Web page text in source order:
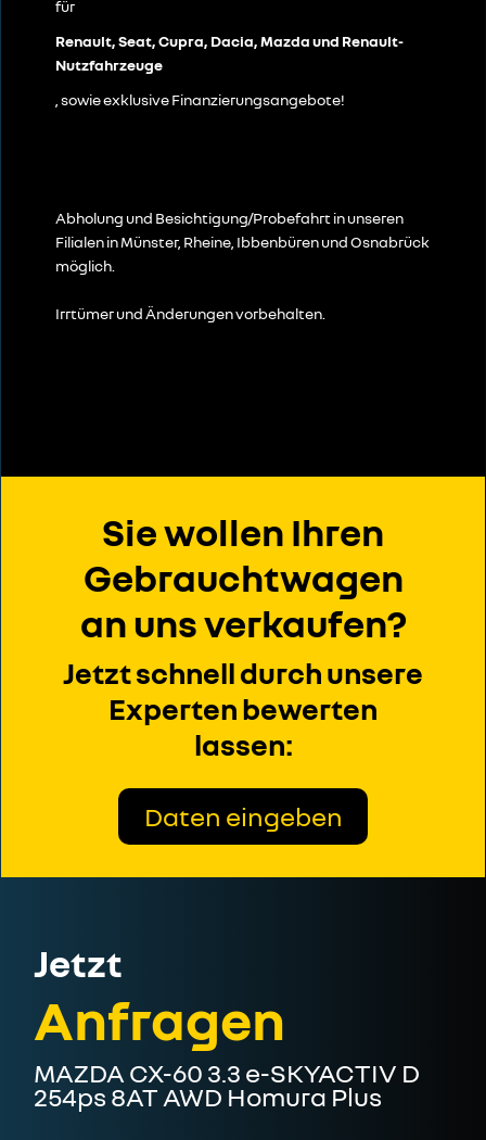
für
Renault, Seat, Cupra, Dacia, Mazda und Renault-
Nutzfahrzeuge
, sowie exklusive Finanzierungsangebote!
Abholung und Besichtigung/Probefahrt in unseren
Filialen in Münster, Rheine, Ibbenbüren und Osnabrück
möglich.
Irrtümer und Änderungen vorbehalten.
Sie wollen Ihren
Gebrauchtwagen
an uns verkaufen?
Jetzt schnell durch unsere
Experten bewerten
lassen:
Daten eingeben
Jetzt
Anfragen
MAZDA CX-60 3.3 e-SKYACTIV D
254ps 8AT AWD Homura Plus